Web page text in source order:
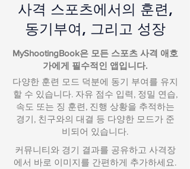
사격 스포츠에서의 훈련,
동기부여, 그리고 성장
MyShootingBook은 모든 스포츠 사격 애호
가에게 필수적인 앱입니다.
다양한 훈련 모드 덕분에 동기 부여를 유지
할 수 있습니다. 자유 점수 입력, 정밀 연습,
속도 또는 징 훈련, 진행 상황을 추적하는
경기, 친구와의 대결 등 다양한 모드가 준
비되어 있습니다.
커뮤니티와 경기 결과를 공유하고 사격장
에서 바로 이미지를 간편하게 추가하세요.